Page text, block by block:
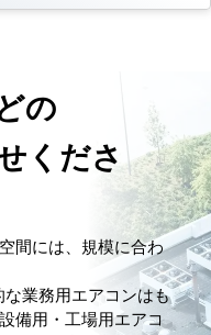
の
くださ
間には、規模に合わ
業務用エアコンはも
備用・工場用エアコ